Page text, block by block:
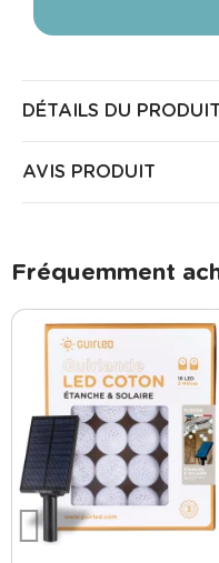
DÉTAILS DU PRODUIT
AVIS PRODUIT
Fréquemment